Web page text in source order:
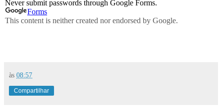
às 08:57
Compartilhar